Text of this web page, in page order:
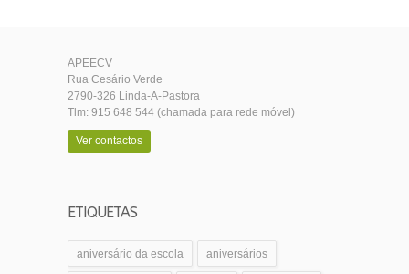
APEECV
Rua Cesário Verde
2790-326 Linda-A-Pastora
Tlm: 915 648 544 (chamada para rede móvel)
Ver contactos
ETIQUETAS
aniversário da escola aniversários